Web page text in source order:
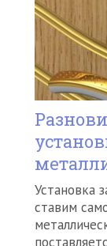
Установка
ставим